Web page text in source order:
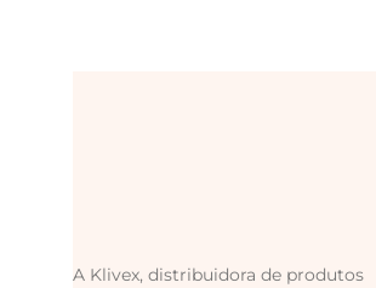
A Klivex, distribuidora de produtos